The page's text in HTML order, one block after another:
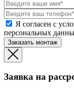
Я согласен с
персональных
Заказать монтаж
Заявка на